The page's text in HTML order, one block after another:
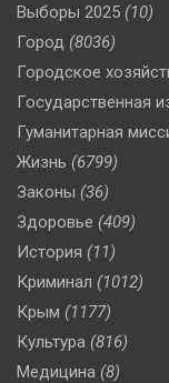
Выборы 2025 (10)
Город (8036)
Городское
Государственная
Гуманитарная
Жизнь (6799)
Законы (36)
Здоровье (409)
История (11)
Криминал (1012)
Крым (1177)
Культура (816)
Медицина (8)